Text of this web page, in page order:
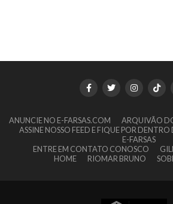
ANUNCIE NO E-FARSAS.COM ARQUIVÃO
ASSINE NOSSO FEED E FIQUE POR
E-FARSAS
ENTRE EM CONTATO CONOSCO
HOME
RIOMAR BRUNO